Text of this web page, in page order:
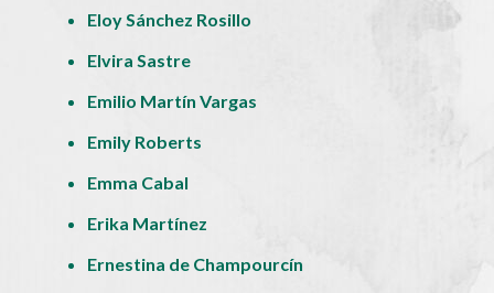
Eloy Sánchez Rosillo
Elvira Sastre
Emilio Martín Vargas
Emily Roberts
Emma Cabal
Erika Martínez
Ernestina de Champourcín